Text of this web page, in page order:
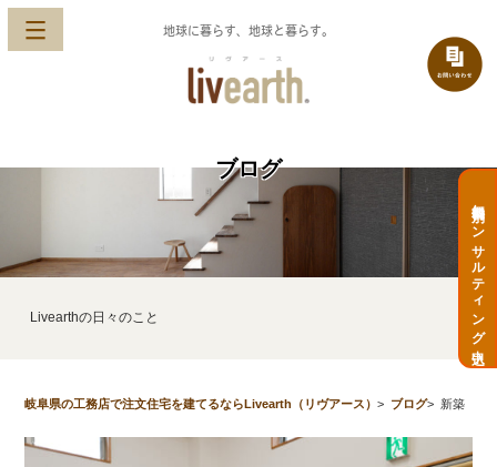
地球に暮らす、地球と暮らす。
無料個別コンサルティング申込
ブログ
Livearthの日々のこと
岐阜県の工務店で注文住宅を建てるならLivearth（リヴアース）> ブログ> 新築